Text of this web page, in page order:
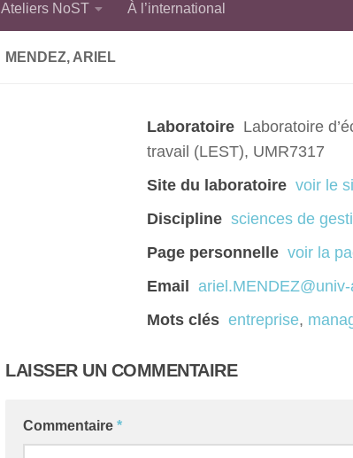
Ateliers NoST À l’international
MENDEZ, ARIEL
Laboratoire Laboratoire
travail (LEST), UMR7317
Site du laboratoire voir le
Discipline sciences de
Page personnelle voir la
Email
Mots clés entreprise,
LAISSER UN COMMENTAIRE
Commentaire *